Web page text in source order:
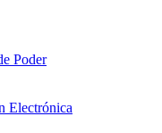
Poder
Electrónica